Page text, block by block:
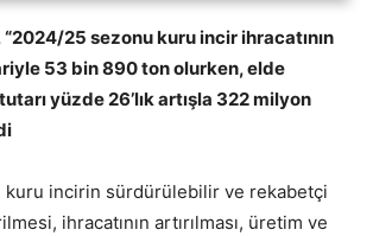
“2024/25 sezonu kuru incir ihracatının
53 bin 890 ton olurken, elde
yüzde 26’lık artışla 322 milyon
kuru incirin sürdürülebilir ve rekabetçi
ihracatının artırılması, üretim ve